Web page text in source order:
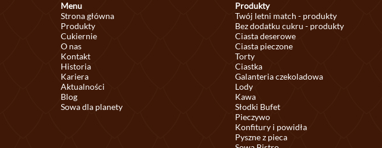
Menu
Strona główna
Produkty
Cukiernie
O nas
Kontakt
Historia
Kariera
Aktualności
Blog
Sowa dla planety
Produkty
Twój letni match - produkty
Bez dodatku cukru - produkty
Ciasta deserowe
Ciasta pieczone
Torty
Ciastka
Galanteria czekoladowa
Lody
Kawa
Słodki Bufet
Pieczywo
Konfitury i powidła
Pyszne z pieca